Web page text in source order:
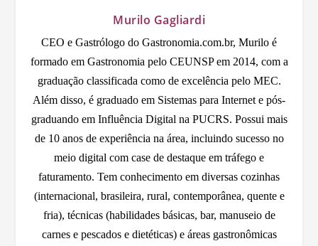
Murilo Gagliardi
CEO e Gastrólogo do Gastronomia.com.br, Murilo é
formado em Gastronomia pelo CEUNSP em 2014, com a
graduação classificada como de excelência pelo MEC.
Além disso, é graduado em Sistemas para Internet e pós-
graduando em Influência Digital na PUCRS. Possui mais
de 10 anos de experiência na área, incluindo sucesso no
meio digital com case de destaque em tráfego e
faturamento. Tem conhecimento em diversas cozinhas
(internacional, brasileira, rural, contemporânea, quente e
fria), técnicas (habilidades básicas, bar, manuseio de
carnes e pescados e dietéticas) e áreas gastronômicas